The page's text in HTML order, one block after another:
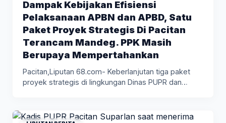
Dampak Kebijakan Efisiensi
Pelaksanaan APBN dan APBD, Satu
Paket Proyek Strategis Di Pacitan
Terancam Mandeg. PPK Masih
Berupaya Mempertahankan
Pacitan,Liputan 68.com- Keberlanjutan tiga paket
proyek strategis di lingkungan Dinas PUPR dan…